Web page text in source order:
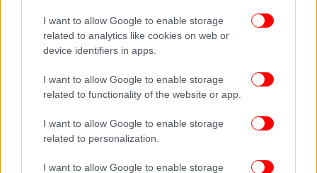
I want to allow Google to enable storage
related to analytics like cookies on web or
device identifiers in apps.
I want to allow Google to enable storage
related to functionality of the website or app.
I want to allow Google to enable storage
related to personalization.
I want to allow Google to enable storage
είναι η πιο εμφανής απόδειξη της διατάραξης του
υδατικού ισοζυγίου της λεκάνης αυτής με
εντονότατα τα σημάδια τόσο της μείωσης της
παροχής του, όσο και της ποιοτικής υποβάθμισης
κάθε είδους αποβλήτων.